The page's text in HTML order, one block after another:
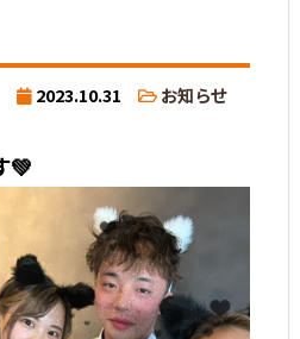
2023.10.31 お知らせ
💚